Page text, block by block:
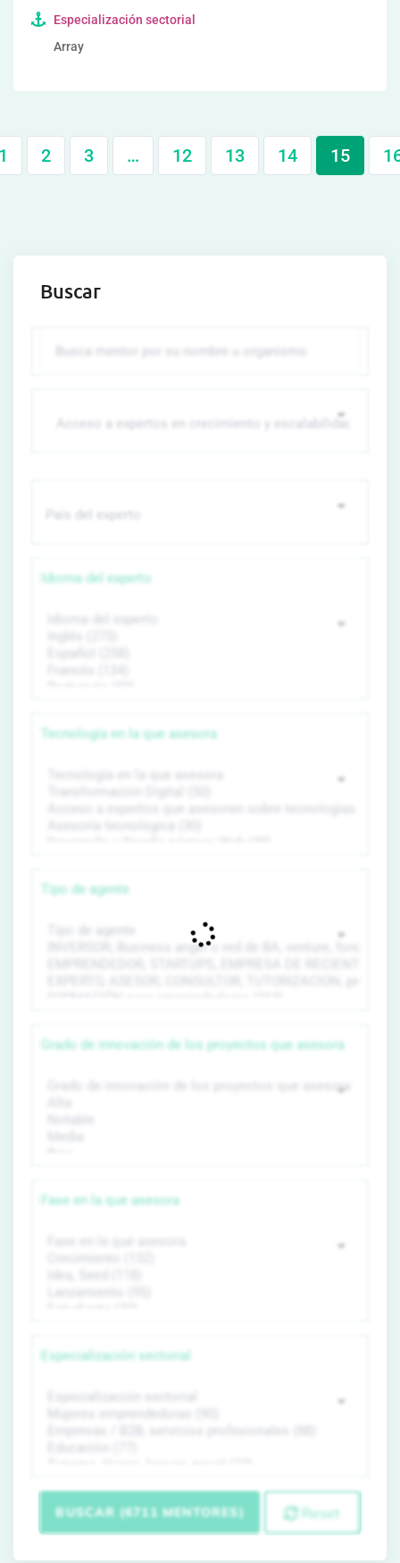
Especialización sectorial
Array
2 3 … 12 13 14 15
Buscar
Idioma del experto
Tecnología en la que asesora
Tipo de agente
Grado de innovación de los proyectos que asesora
Fase en la que asesora
Especialización sectorial
BUSCAR (6711 MENTORES) Reset